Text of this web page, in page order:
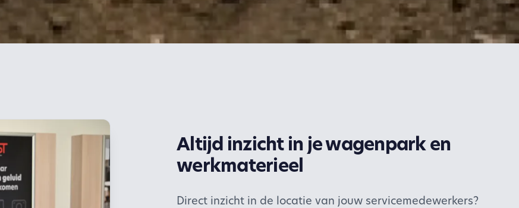
Altijd inzicht in je wagenpark en
werkmaterieel
Direct inzicht in de locatie van jouw servicemedewerkers?